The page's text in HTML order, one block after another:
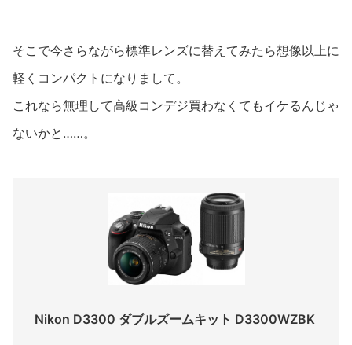
そこで今さらながら標準レンズに替えてみたら想像以上に
軽くコンパクトになりまして。
これなら無理して高級コンデジ買わなくてもイケるんじゃ
ないかと……。
Nikon D3300 ダブルズームキット D3300WZBK